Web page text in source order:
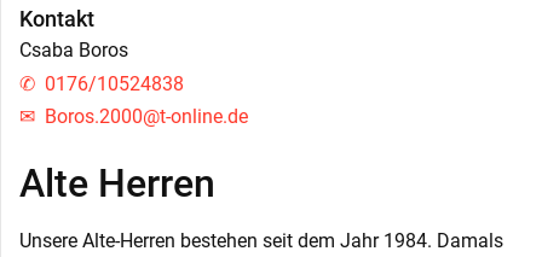
Kontakt
Csaba Boros
0176/10524838
Boros.2000@t-online.de
Alte Herren
Unsere Alte-Herren bestehen seit dem Jahr 1984. Damals